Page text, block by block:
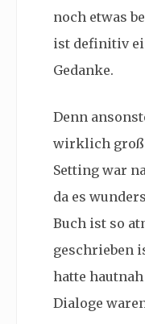
noch etwas
ist definitiv
Gedanke.
Denn
wirklich
Setting war
da es
Buch ist so
geschrieben
hatte
Dialoge